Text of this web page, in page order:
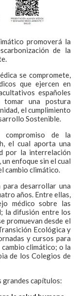
promoverá la
de la
se compromete,
que ejercen en
españoles
una postura
el cumplimiento
Sostenible.
de la
el cual aporta una
por la interrelación
enfoque sin el cual
cambio climático.
desarrollar una
años. Entre ellas,
médico sobre las
la difusión entre los
promuevan desde el
Ecológica y
y cursos para
climático; o la
de los Colegios de
grandes capítulos: